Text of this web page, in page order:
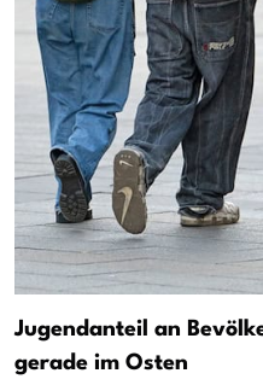
Jugendanteil an
gerade im Osten